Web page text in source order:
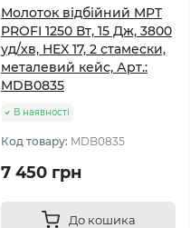
Молоток відбійний MPT
PROFI 1250 Вт, 15 Дж, 3800
уд/хв, HEX 17, 2 стамески,
металевий кейс, Арт.:
MDB0835
В наявності
Код товару: MDB0835
7 450 грн
До кошика